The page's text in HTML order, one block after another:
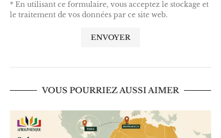
* En utilisant ce formulaire, vous acceptez le stockage et
le traitement de vos données par ce site web.
VOUS POURRIEZ AUSSI AIMER